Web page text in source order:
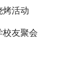
烤活动
校友聚会